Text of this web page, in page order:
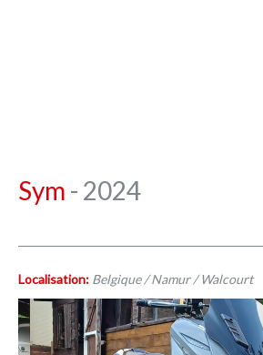
Sym - 2024
Localisation: Belgique / Namur / Walcourt